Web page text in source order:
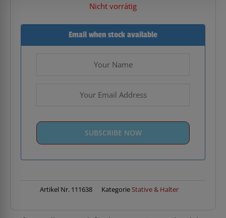
Nicht vorrätig
Email when stock available
Artikel Nr. 111638 Kategorie Stative & Halter